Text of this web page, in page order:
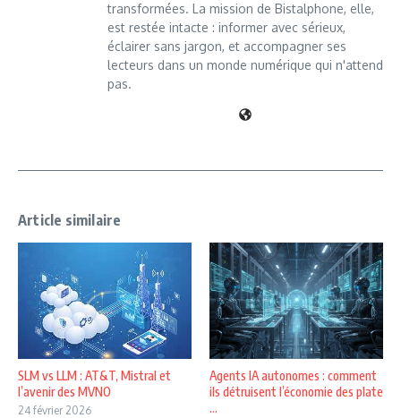
transformées. La mission de Bistalphone, elle,
est restée intacte : informer avec sérieux,
éclairer sans jargon, et accompagner ses
lecteurs dans un monde numérique qui n'attend
pas.
Article similaire
SLM vs LLM : AT&T, Mistral et
l’avenir des MVNO
24 février 2026
Agents IA autonomes : comment
ils détruisent l’économie des plate
...